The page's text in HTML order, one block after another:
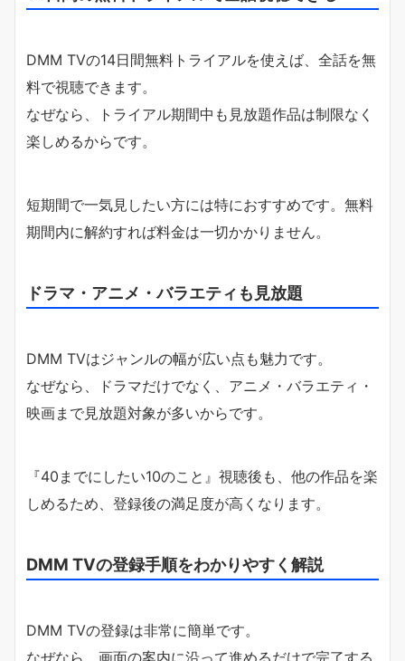
DMM TVの14日間無料トライアルを使えば、全話を無
料で視聴できます。
なぜなら、トライアル期間中も見放題作品は制限なく
楽しめるからです。
短期間で一気見したい方には特におすすめです。無料
期間内に解約すれば料金は一切かかりません。
ドラマ・アニメ・バラエティも見放題
DMM TVはジャンルの幅が広い点も魅力です。
なぜなら、ドラマだけでなく、アニメ・バラエティ・
映画まで見放題対象が多いからです。
『40までにしたい10のこと』視聴後も、他の作品を楽
しめるため、登録後の満足度が高くなります。
DMM TVの登録手順をわかりやすく解説
DMM TVの登録は非常に簡単です。